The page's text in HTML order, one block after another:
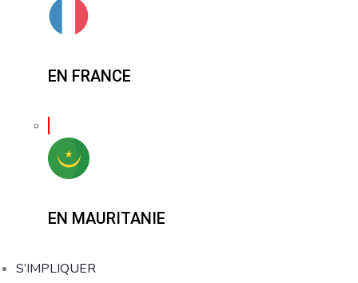
EN FRANCE
EN MAURITANIE
S’IMPLIQUER